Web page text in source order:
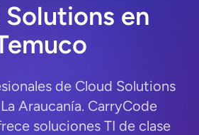
en
de Cloud Solutions
Araucanía. CarryCode
soluciones TI de clase